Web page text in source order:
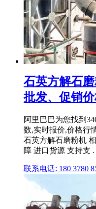
石英方解石
批发、促销
阿里巴巴为您找到
数,实时报价,价格行
石英方解石磨粉机
障 进口货源 支持支 .
联系电话: 180 3780